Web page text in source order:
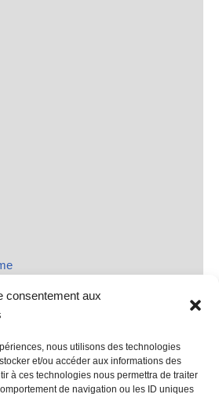
consentement aux
nous utilisons des technologies
et/ou accéder aux informations des
à ces technologies nous permettra de traiter
de navigation ou les ID uniques